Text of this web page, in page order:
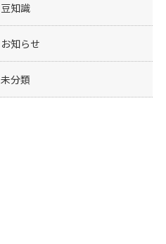
豆知識
お知らせ
未分類